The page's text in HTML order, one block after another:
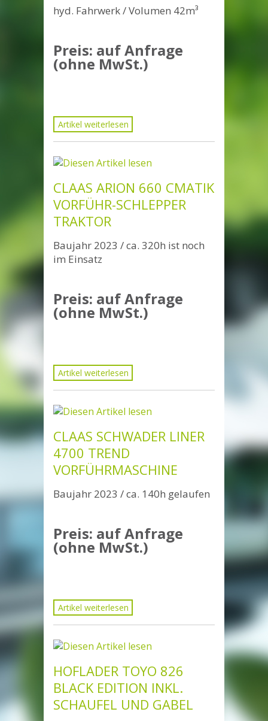
hyd. Fahrwerk / Volumen 42m³
Preis: auf Anfrage
(ohne MwSt.)
Artikel weiterlesen
CLAAS ARION 660 CMATIK
VORFÜHR-SCHLEPPER
TRAKTOR
Baujahr 2023 / ca. 320h ist noch
im Einsatz
Preis: auf Anfrage
(ohne MwSt.)
Artikel weiterlesen
CLAAS SCHWADER LINER
4700 TREND
VORFÜHRMASCHINE
Baujahr 2023 / ca. 140h gelaufen
Preis: auf Anfrage
(ohne MwSt.)
Artikel weiterlesen
HOFLADER TOYO 826
BLACK EDITION INKL.
SCHAUFEL UND GABEL